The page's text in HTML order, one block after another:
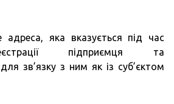
адреса, яка вказується під час
підприємця та
зв’язку з ним як із суб’єктом